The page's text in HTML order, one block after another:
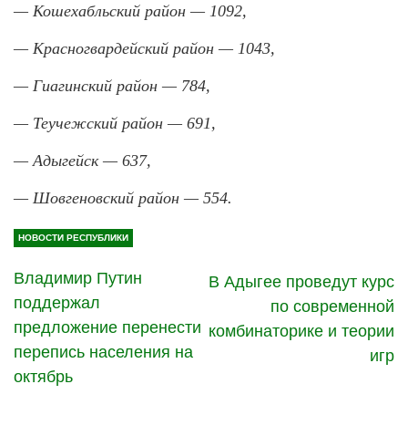
— Кошехабльский район — 1092,
— Красногвардейский район — 1043,
— Гиагинский район — 784,
— Теучежский район — 691,
— Адыгейск — 637,
— Шовгеновский район — 554.
НОВОСТИ РЕСПУБЛИКИ
Владимир Путин
поддержал
предложение перенести
перепись населения на
октябрь
В Адыгее проведут курс
по современной
комбинаторике и теории
игр